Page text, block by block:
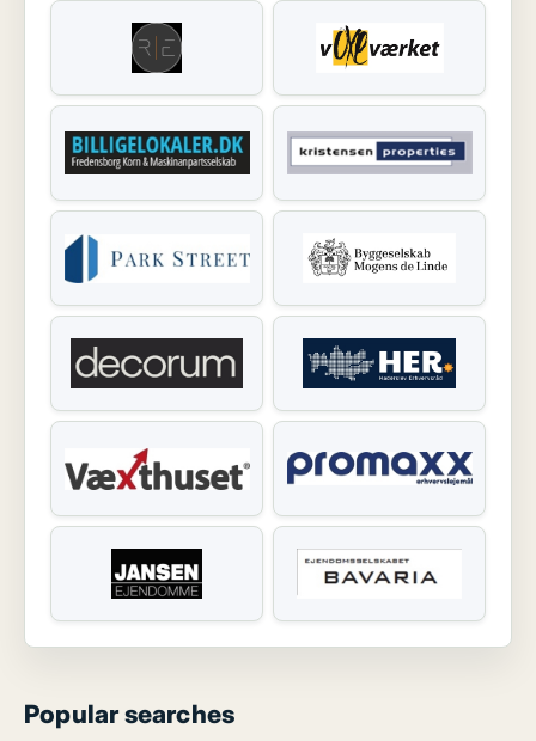
Popular searches